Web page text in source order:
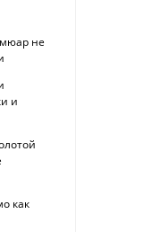
не
и
как